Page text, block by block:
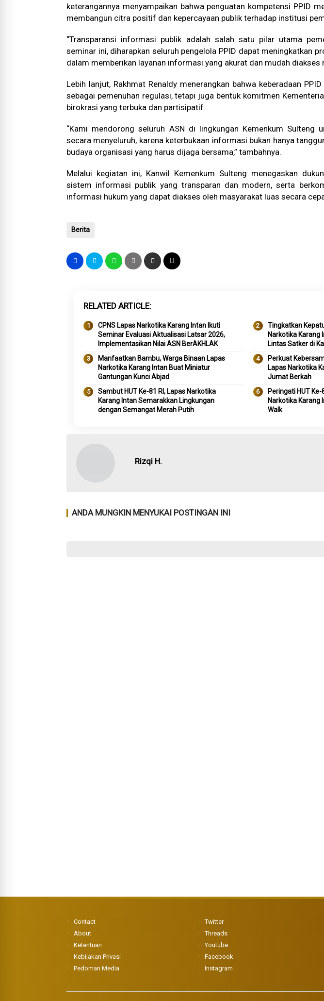
keterangannya menyampaikan bahwa penguatan kompetensi PPID
membangun citra positif dan kepercayaan publik terhadap institusi
“Transparansi informasi publik adalah salah satu pilar utama
seminar ini, diharapkan seluruh pengelola PPID dapat meningkatkan
dalam memberikan layanan informasi yang akurat dan mudah diakses
Lebih lanjut, Rakhmat Renaldy menerangkan bahwa keberadaan
sebagai pemenuhan regulasi, tetapi juga bentuk komitmen
birokrasi yang terbuka dan partisipatif.
“Kami mendorong seluruh ASN di lingkungan Kemenkum Sulteng
secara menyeluruh, karena keterbukaan informasi bukan hanya
budaya organisasi yang harus dijaga bersama,” tambahnya.
Melalui kegiatan ini, Kanwil Kemenkum Sulteng menegaskan
sistem informasi publik yang transparan dan modern, serta
informasi hukum yang dapat diakses oleh masyarakat luas secara
Berita
RELATED ARTICLE
CPNS Lapas Narkotika Karang Intan Ikuti
Seminar Evaluasi Aktualisasi Latsar 2026,
Implementasikan Nilai ASN BerAKHLAK
Tingkatkan
Narkotika Karang
Lintas Satker di
Manfaatkan Bambu, Warga Binaan Lapas
Narkotika Karang Intan Buat Miniatur
Gantungan Kunci Abjad
Perkuat
Lapas Narkotika
Jumat Berkah
Sambut HUT Ke-81 RI, Lapas Narkotika
Karang Intan Semarakkan Lingkungan
dengan Semangat Merah Putih
Peringati HUT Ke-
Narkotika Karang
Walk
Rizqi H.
ANDA MUNGKIN MENYUKAI POSTINGAN INI
Contact
About
Ketentuan
Kebijakan Privasi
Pedoman Media
Twitter
Threads
Youtube
Facebook
Instagram